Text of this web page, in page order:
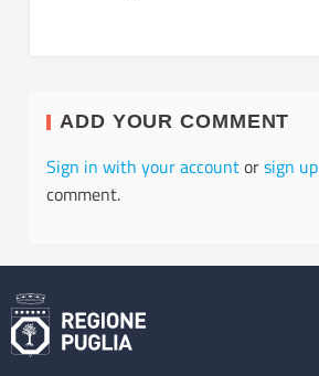
ADD YOUR COMMENT
Sign in with your accountorsign up
comment.